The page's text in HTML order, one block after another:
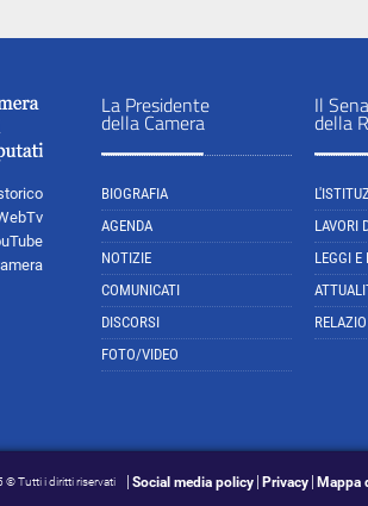
La Presidente
della Camera
BIOGRAFIA
AGENDA
NOTIZIE
COMUNICATI
DISCORSI
FOTO/VIDEO
Il
della
LAVORI
LEGGI E
© Tutti i diritti riservati Social media policy Privacy Mappa